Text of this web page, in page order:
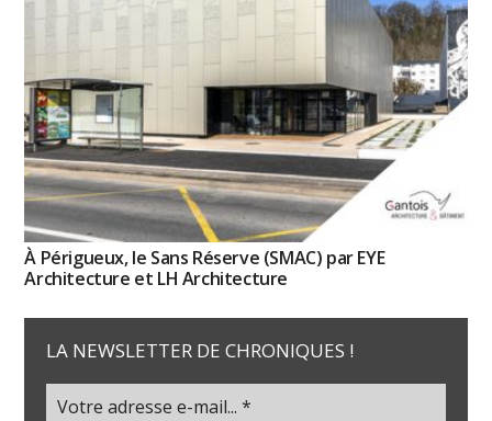
À Périgueux, le Sans Réserve (SMAC) par EYE
Architecture et LH Architecture
LA NEWSLETTER DE CHRONIQUES !